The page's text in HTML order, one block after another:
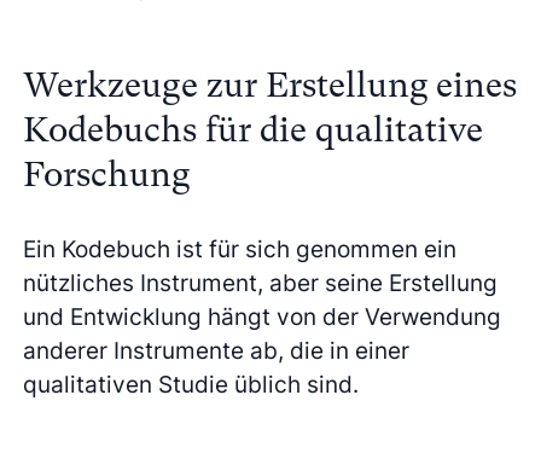
Werkzeuge zur Erstellung eines
Kodebuchs für die qualitative
Forschung
Ein Kodebuch ist für sich genommen ein
nützliches Instrument, aber seine Erstellung
und Entwicklung hängt von der Verwendung
anderer Instrumente ab, die in einer
qualitativen Studie üblich sind.